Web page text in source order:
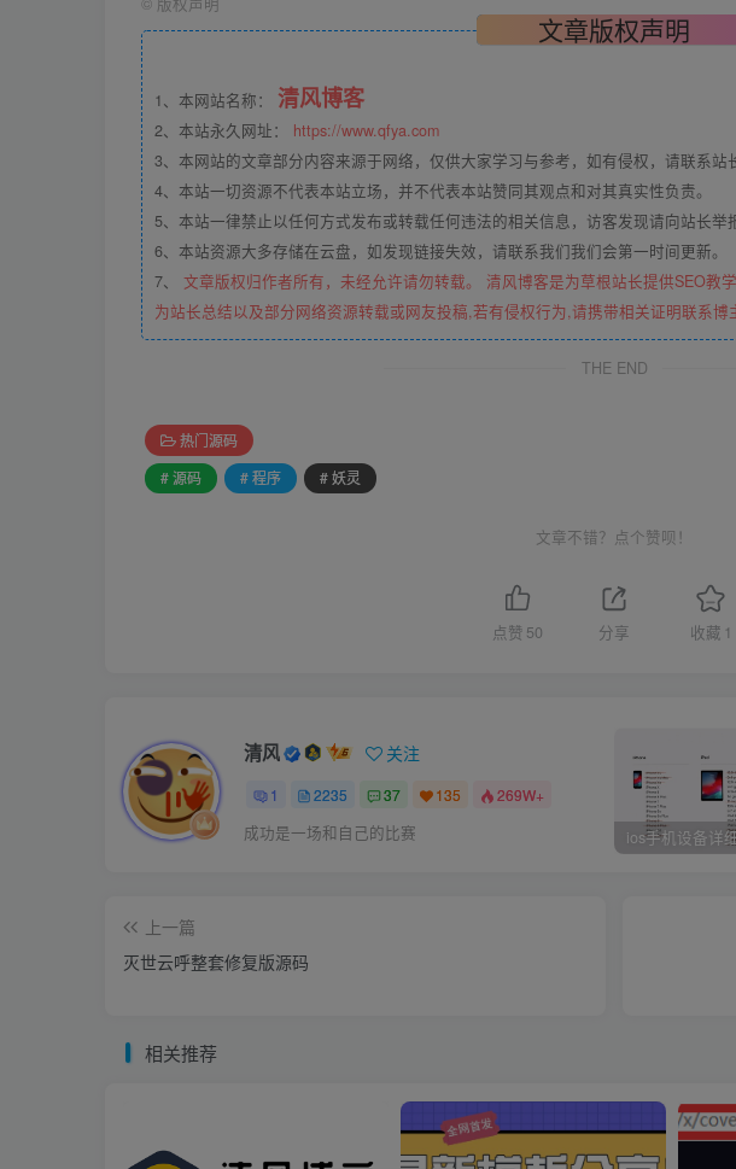
文章版权声明
1、本网站名称： 清风博客
2、本站永久网址： https://www.qfya.com
3、本网站的文章部分内容来源于网络，仅供大家学习与参考，如有侵权，请联系站
4、本站一切资源不代表本站立场，并不代表本站赞同其观点和对其真实性负责。
5、本站一律禁止以任何方式发布或转载任何违法的相关信息，访客发现请向站长举
6、本站资源大多存储在云盘，如发现链接失效，请联系我们我们会第一时间更新。
7、 文章版权归作者所有，未经允许请勿转载。 清风博客是为草根站长提供SEO教
为站长总结以及部分网络资源转载或网友投稿,若有侵权行为,请携带相关证明联系博
THE END
热门源码
# 源码
# 程序 # 妖灵
文章不错？点个赞呗！
点赞 50 分享 收藏 1
清风 关注
1 2235 37 135 269W+
成功是一场和自己的比赛
上一篇
灭世云呼整套修复版源码
相关推荐